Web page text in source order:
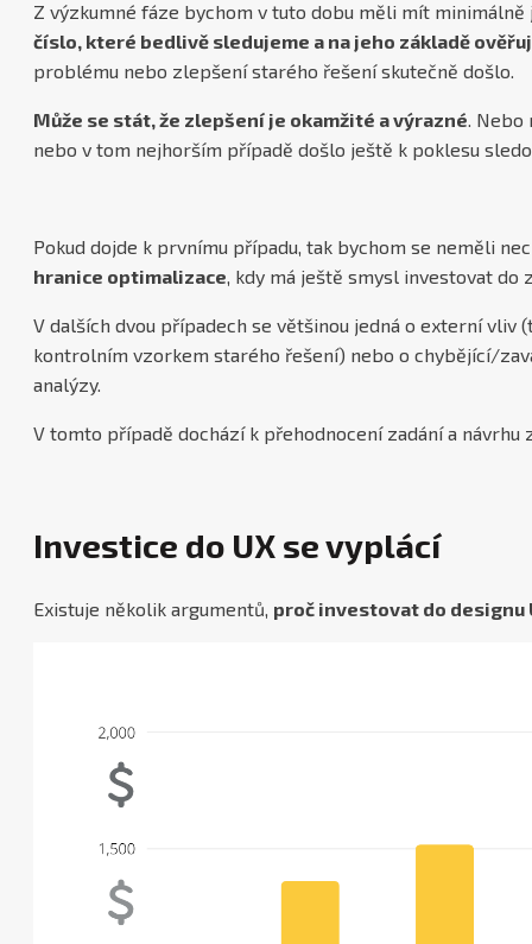
Z výzkumné fáze bychom v tuto dobu měli mít
číslo, které bedlivě sledujeme a na jeho základě
problému nebo zlepšení starého řešení skutečně došlo.
Může se stát, že zlepšení je okamžité a výrazné .
nebo v tom nejhorším případě došlo ještě k poklesu
Pokud dojde k prvnímu případu, tak bychom se neměli
hranice optimalizace , kdy má ještě smysl investovat
V dalších dvou případech se většinou jedná o externí vliv
kontrolním vzorkem starého řešení) nebo o chybějící/
analýzy.
V tomto případě dochází k přehodnocení zadání a návrhu
Investice do UX se vyplácí
Existuje několik argumentů, proč investovat do designu